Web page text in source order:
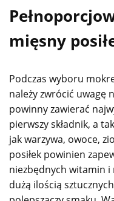
mięsny
Podczas wyboru
należy zwrócić uwagę
powinny zawierać
pierwszy składnik, a
jak warzywa, owoce,
posiłek powinien
niezbędnych witamin
dużą ilością